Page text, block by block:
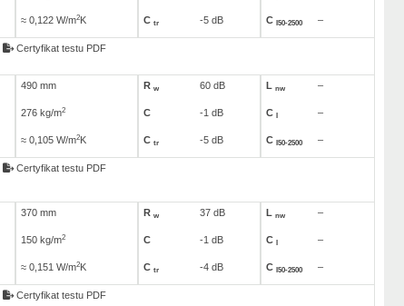
≈ 0,122 W/m2K C tr -5 dB C I50-2500 –
Certyfikat testu PDF
490 mm R w 60 dB L nw –
276 kg/m2 C -1 dB C –
≈ 0,105 W/m2K C tr -5 dB C I50-2500 –
Certyfikat testu PDF
370 mm R w 37 dB L nw –
150 kg/m2 C -1 dB C –
≈ 0,151 W/m2K C tr -4 dB C I50-2500 –
Certyfikat testu PDF